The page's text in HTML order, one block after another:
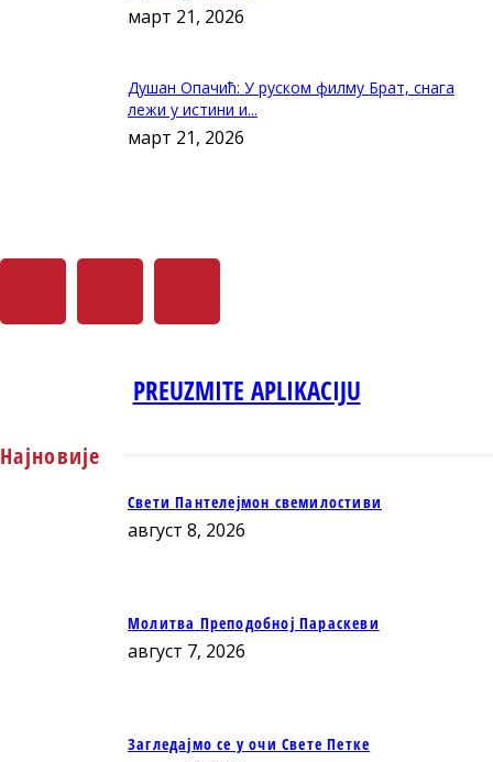
март 21, 2026
Душан Опачић: У руском филму Брат, снага
лежи у истини и...
март 21, 2026
PREUZMITE APLIKACIJU
Најновије
Свети Пантелејмон свемилостиви
август 8, 2026
Молитва Преподобној Параскеви
август 7, 2026
Загледајмо се у очи Свете Петке